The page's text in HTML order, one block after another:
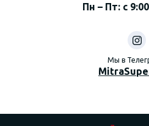
Пн – Пт: с
Мы в